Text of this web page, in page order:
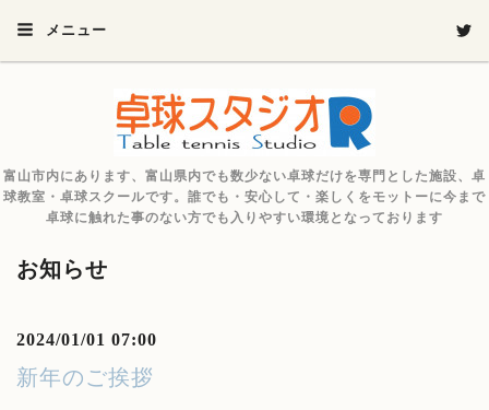
メニュー
富山市内にあります、富山県内でも数少ない卓球だけを専門とした施設、卓
球教室・卓球スクールです。誰でも・安心して・楽しくをモットーに今まで
卓球に触れた事のない方でも入りやすい環境となっております
お知らせ
2024/01/01 07:00
新年のご挨拶